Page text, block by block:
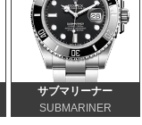
サブマリーナー
SUBMARINER